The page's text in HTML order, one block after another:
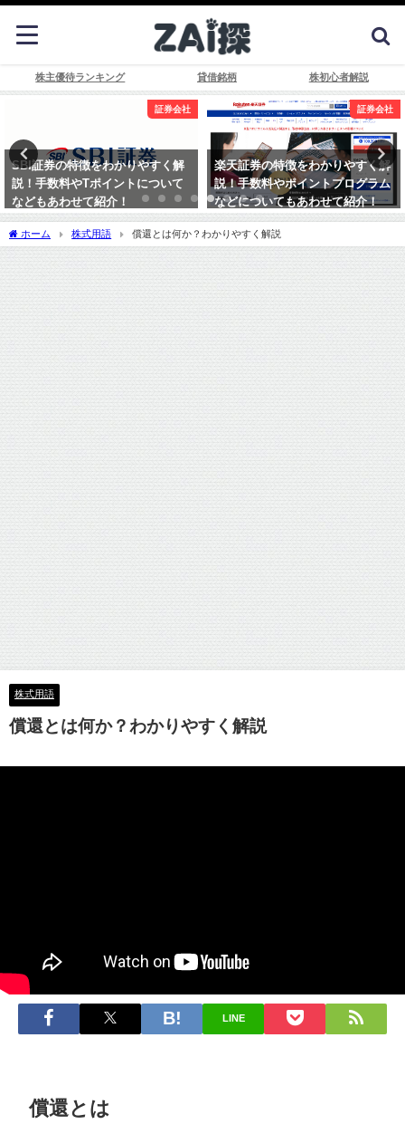
株主優待ランキング 貸借銘柄 株初心者解説
証券会社
楽天証券の特徴をわかりやすく解
説！手数料やポイントプログラム
などについてもあわせて紹介！
証券会社
SBIネオモバイル証券（ネオモ
バ）の特徴をわかりやすく解説！
手数料やひとかぶIPOなどもあわ
せて紹介！
ホーム 株式用語 償還とは何か？わかりやすく解説
株式用語
償還とは何か？わかりやすく解説
LINE
償還とは